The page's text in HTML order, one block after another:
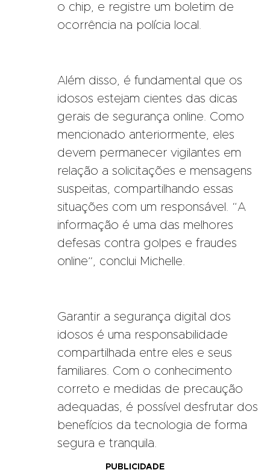
o chip, e registre um boletim de
ocorrência na polícia local.
Além disso, é fundamental que os
idosos estejam cientes das dicas
gerais de segurança online. Como
mencionado anteriormente, eles
devem permanecer vigilantes em
relação a solicitações e mensagens
suspeitas, compartilhando essas
situações com um responsável. “A
informação é uma das melhores
defesas contra golpes e fraudes
online”, conclui Michelle.
Garantir a segurança digital dos
idosos é uma responsabilidade
compartilhada entre eles e seus
familiares. Com o conhecimento
correto e medidas de precaução
adequadas, é possível desfrutar dos
benefícios da tecnologia de forma
segura e tranquila.
PUBLICIDADE